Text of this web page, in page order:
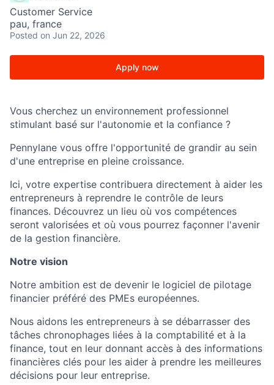
Customer Service
pau, france
Posted on Jun 22, 2026
Apply now
Vous cherchez un environnement professionnel
stimulant basé sur l'autonomie et la confiance ?
Pennylane vous offre l'opportunité de grandir au sein
d'une entreprise en pleine croissance.
Ici, votre expertise contribuera directement à aider les
entrepreneurs à reprendre le contrôle de leurs
finances. Découvrez un lieu où vos compétences
seront valorisées et où vous pourrez façonner l'avenir
de la gestion financière.
Notre vision
Notre ambition est de devenir le logiciel de pilotage
financier préféré des PMEs européennes.
Nous aidons les entrepreneurs à se débarrasser des
tâches chronophages liées à la comptabilité et à la
finance, tout en leur donnant accès à des informations
financières clés pour les aider à prendre les meilleures
décisions pour leur entreprise.